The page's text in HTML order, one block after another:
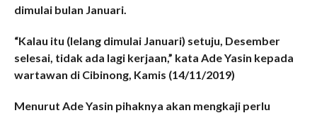
dimulai bulan Januari.
“Kalau itu (lelang dimulai Januari) setuju, Desember
selesai, tidak ada lagi kerjaan,” kata Ade Yasin kepada
wartawan di Cibinong, Kamis (14/11/2019)
Menurut Ade Yasin pihaknya akan mengkaji perlu